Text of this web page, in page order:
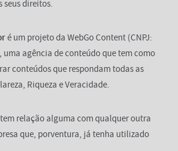
seus direitos.
é um projeto da WebGo Content (CNPJ:
uma agência de conteúdo que tem como
conteúdos que respondam todas as
Riqueza e Veracidade.
relação alguma com qualquer outra
que, porventura, já tenha utilizado